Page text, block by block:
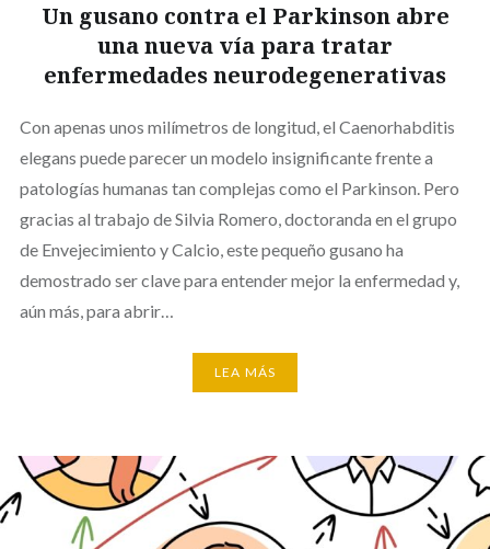
Un gusano contra el Parkinson abre
una nueva vía para tratar
enfermedades neurodegenerativas
Con apenas unos milímetros de longitud, el Caenorhabditis
elegans puede parecer un modelo insignificante frente a
patologías humanas tan complejas como el Parkinson. Pero
gracias al trabajo de Silvia Romero, doctoranda en el grupo
de Envejecimiento y Calcio, este pequeño gusano ha
demostrado ser clave para entender mejor la enfermedad y,
aún más, para abrir…
LEA MÁS